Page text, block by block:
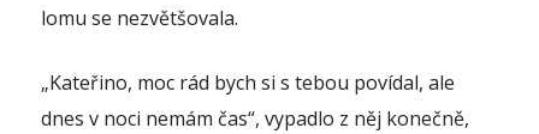
lomu se nezvětšovala.
„Kateřino, moc rád bych si s tebou povídal, ale
dnes v noci nemám čas“, vypadlo z něj konečně,